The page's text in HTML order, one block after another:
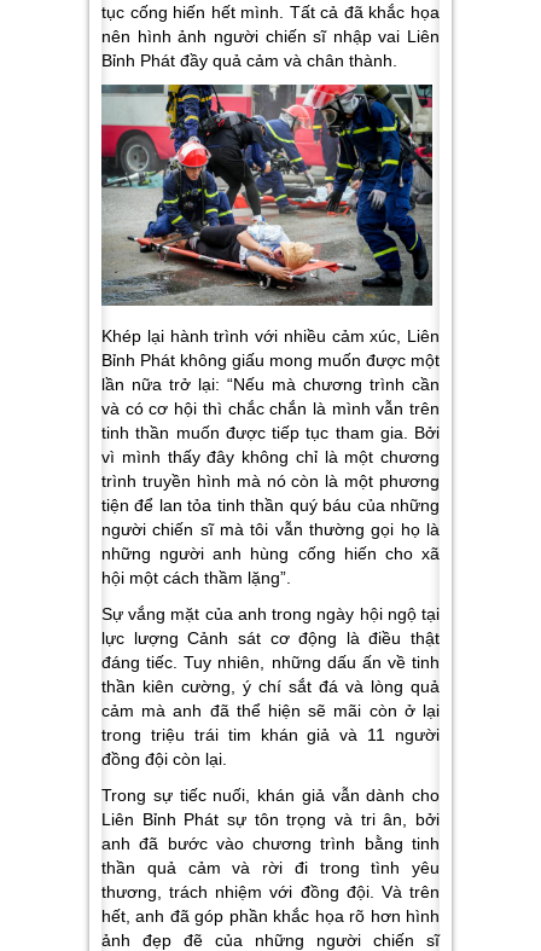
tục cống hiến hết mình. Tất cả đã khắc họa
nên hình ảnh người chiến sĩ nhập vai Liên
Bỉnh Phát đầy quả cảm và chân thành.
Khép lại hành trình với nhiều cảm xúc, Liên
Bỉnh Phát không giấu mong muốn được một
lần nữa trở lại: “Nếu mà chương trình cần
và có cơ hội thì chắc chắn là mình vẫn trên
tinh thần muốn được tiếp tục tham gia. Bởi
vì mình thấy đây không chỉ là một chương
trình truyền hình mà nó còn là một phương
tiện để lan tỏa tinh thần quý báu của những
người chiến sĩ mà tôi vẫn thường gọi họ là
những người anh hùng cống hiến cho xã
hội một cách thầm lặng”
Sự vắng mặt của anh trong ngày hội ngộ tại
lực lượng Cảnh sát cơ động là điều thật
đáng tiếc. Tuy nhiên, những dấu ấn về tinh
thần kiên cường, ý chí sắt đá và lòng quả
cảm mà anh đã thể hiện sẽ mãi còn ở lại
trong triệu trái tim khán giả và 11 người
đồng đội còn lại.
Trong sự tiếc nuối, khán giả vẫn dành cho
Liên Bỉnh Phát sự tôn trọng và tri ân, bởi
anh đã bước vào chương trình bằng tinh
thần quả cảm và rời đi trong tình yêu
thương, trách nhiệm với đồng đội. Và trên
hết, anh đã góp phần khắc họa rõ hơn hình
ảnh đẹp đẽ của những người chiến sĩ